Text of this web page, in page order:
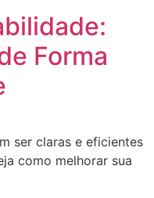
Forma
ser claras e eficientes
como melhorar sua